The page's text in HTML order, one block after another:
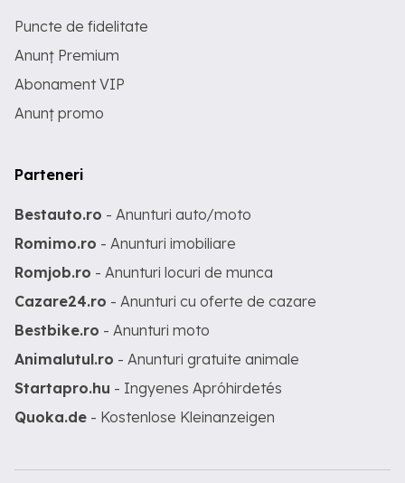
Puncte de fidelitate
Anunț Premium
Abonament VIP
Anunț promo
Parteneri
Bestauto.ro - Anunturi auto/moto
Romimo.ro - Anunturi imobiliare
Romjob.ro - Anunturi locuri de munca
Cazare24.ro - Anunturi cu oferte de cazare
Bestbike.ro - Anunturi moto
Animalutul.ro - Anunturi gratuite animale
Startapro.hu - Ingyenes Apróhirdetés
Quoka.de - Kostenlose Kleinanzeigen